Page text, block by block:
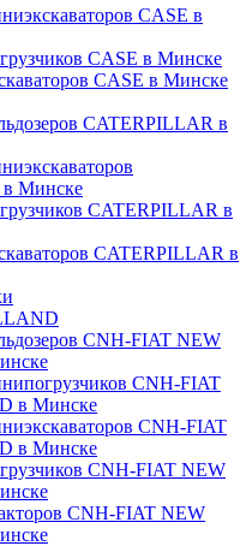
CASE в
CASE в Минске
CASE в Минске
CATERPILLAR в
Минске
CATERPILLAR в
CATERPILLAR в
CNH-FIAT NEW
CNH-FIAT
в Минске
CNH-FIAT
в Минске
CNH-FIAT NEW
CNH-FIAT NEW